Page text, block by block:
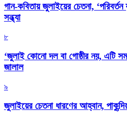
গান-কবিতায় জুলাইয়ের চেতনা,
সন্ধ্যা
৮
‘জুলাই কোনো দল বা গোষ্ঠীর নয়, এটি
জালাল
৯
জুলাইয়ের চেতনা ধারণের আহ্বান,